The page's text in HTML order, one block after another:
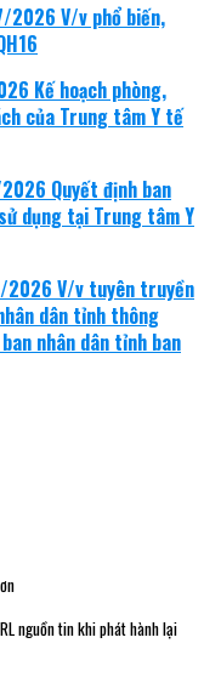
2026 V/v phổ biến,
Kế hoạch phòng,
của Trung tâm Y tế
Quyết định ban
dụng tại Trung tâm Y
2026 V/v tuyên truyền
dân tỉnh thông
nhân dân tỉnh ban
nguồn tin khi phát hành lại